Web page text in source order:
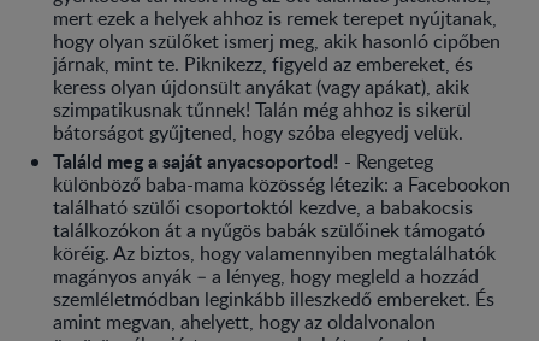
mert ezek a helyek ahhoz is remek terepet nyújtanak,
hogy olyan szülőket ismerj meg, akik hasonló cipőben
járnak, mint te. Piknikezz, figyeld az embereket, és
keress olyan újdonsült anyákat (vagy apákat), akik
szimpatikusnak tűnnek! Talán még ahhoz is sikerül
bátorságot gyűjtened, hogy szóba elegyedj velük.
Találd meg a saját anyacsoportod! - Rengeteg
különböző baba-mama közösség létezik: a Facebookon
található szülői csoportoktól kezdve, a babakocsis
találkozókon át a nyűgös babák szülőinek támogató
köréig. Az biztos, hogy valamennyiben megtalálhatók
magányos anyák – a lényeg, hogy megleld a hozzád
szemléletmódban leginkább illeszkedő embereket. És
amint megvan, ahelyett, hogy az oldalvonalon